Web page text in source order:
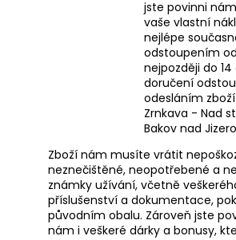
jste povinni
vaše vlastní
nejlépe
odstoupením
nejpozději do
doručení
odesláním
Zrnkava - Nad
Bakov nad
Zboží nám musíte vrátit
neznečištěné, neopotřebené a
známky užívání, včetně
příslušenství a dokumentace,
původním obalu. Zároveň jste
nám i veškeré dárky a bonusy,